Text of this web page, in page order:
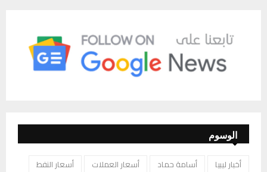
الوسوم
أخبار ليبيا أسامة حماد أسعار العملات
أسعار النفط